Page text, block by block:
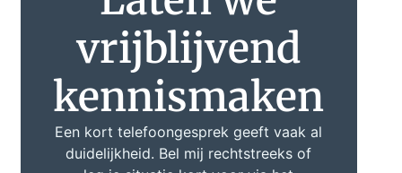
vrijblijvend
kennismaken
Een kort telefoongesprek geeft vaak al
duidelijkheid. Bel mij rechtstreeks of